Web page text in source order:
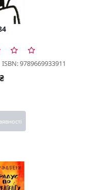
ISBN: 9789669933911